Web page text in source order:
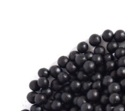
tinh, mạnh gân cốt, bổ máu, nâng